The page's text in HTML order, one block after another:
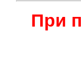
При